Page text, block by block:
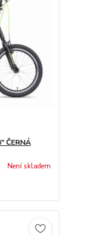
ČERNÁ
Není skladem